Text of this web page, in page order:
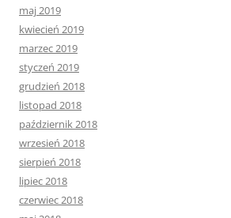
maj 2019
kwiecień 2019
marzec 2019
styczeń 2019
grudzień 2018
listopad 2018
październik 2018
wrzesień 2018
sierpień 2018
lipiec 2018
czerwiec 2018